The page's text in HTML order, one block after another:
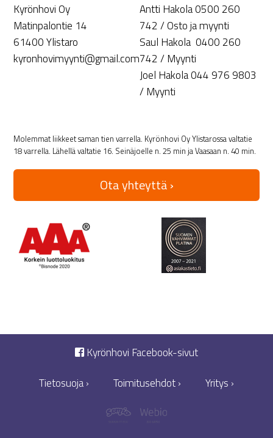
Kyrönhovi Oy
Matinpalontie 14
61400 Ylistaro
kyronhovimyynti@gmail.com
Antti Hakola 0500 260
742 / Osto ja myynti
Saul Hakola 0400 260
742 / Myynti
Joel Hakola 044 976 9803
/ Myynti
Molemmat liikkeet saman tien varrella. Kyrönhovi Oy Ylistarossa valtatie
18 varrella. Lähellä valtatie 16. Seinäjoelle n. 25 min ja Vaasaan n. 40 min.
Ota yhteyttä ›
Kyrönhovi Facebook-sivut
Tietosuoja ›
Toimitusehdot › Yritys ›